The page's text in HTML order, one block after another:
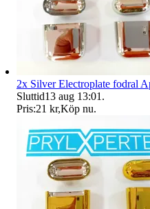
2x Silver Electroplate fodral
Sluttid13 aug 13:01 .
Pris:21 kr,Köp nu.